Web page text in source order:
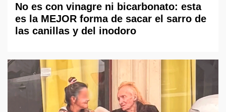
No es con vinagre ni bicarbonato: esta
es la MEJOR forma de sacar el sarro de
las canillas y del inodoro